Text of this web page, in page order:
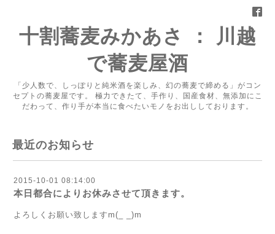
十割蕎麦みかあさ ： 川越
で蕎麦屋酒
「少人数で、しっぽりと純米酒を楽しみ、幻の蕎麦で締める」がコン
セプトの蕎麦屋です。 極力できたて、手作り、国産食材、無添加にこ
だわって、作り手が本当に食べたいモノをお出ししております。
最近のお知らせ
2015-10-01 08:14:00
本日都合によりお休みさせて頂きます。
よろしくお願い致しますm(_ _)m